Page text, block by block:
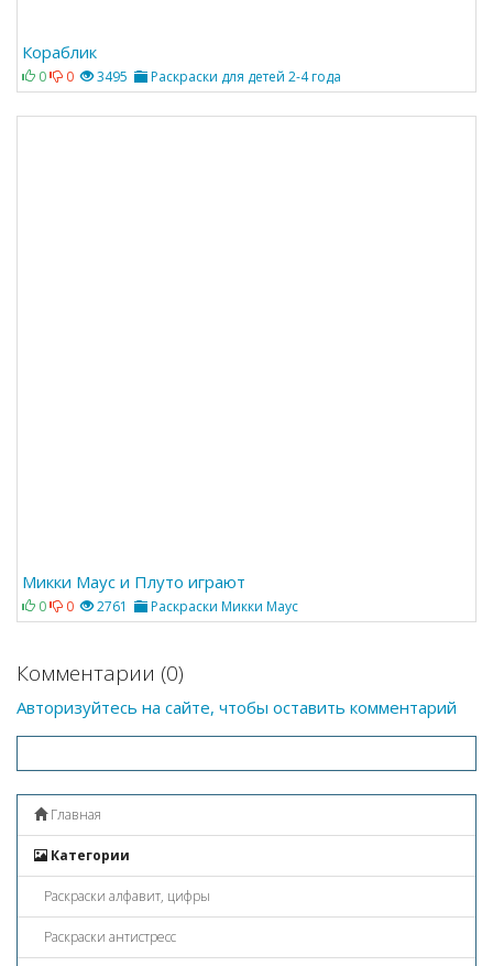
Кораблик
0 0 3495 Раскраски для детей 2-4 года
Микки Маус и Плуто играют
0 0 2761 Раскраски Микки Маус
Комментарии (0)
Авторизуйтесь на сайте, чтобы оставить комментарий
Главная
Категории
Раскраски алфавит, цифры
Раскраски антистресс